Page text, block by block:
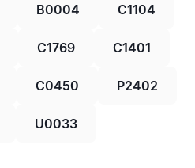
B0004 C1104
C1769 C1401
C0450 P2402
U0033